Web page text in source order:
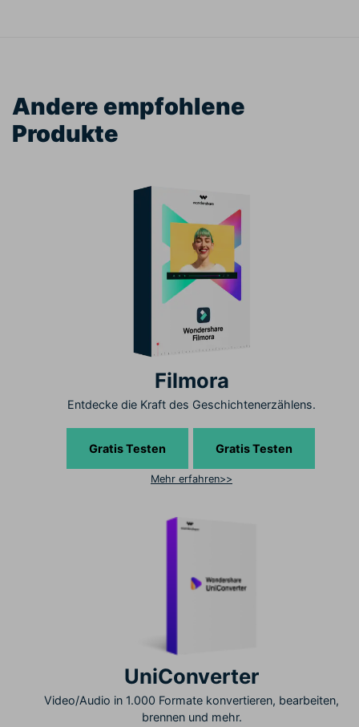
Andere empfohlene
Produkte
Filmora
Entdecke die Kraft des Geschichtenerzählens.
Gratis Testen Gratis Testen
Mehr erfahren>>
UniConverter
Video/Audio in 1.000 Formate konvertieren, bearbeiten,
brennen und mehr.